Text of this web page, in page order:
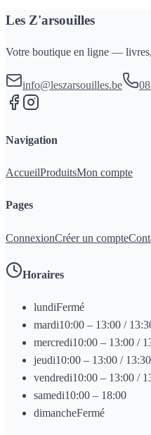
Les Z'arsouilles
Votre boutique en ligne —
info@leszarsouilles.be
Navigation
AccueilProduitsMon compte
Pages
ConnexionCréer un compte
Horaires
lundiFermé
mardi10:00 – 13:00 /
mercredi10:00 – 13:00 /
jeudi10:00 – 13:00 /
vendredi10:00 – 13:00 /
samedi10:00 – 18:00
dimancheFermé